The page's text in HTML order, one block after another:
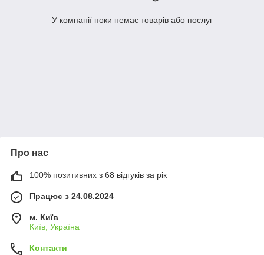
У компанії поки немає товарів або послуг
Про нас
100% позитивних з 68 відгуків за рік
Працює з 24.08.2024
м. Київ
Київ, Україна
Контакти